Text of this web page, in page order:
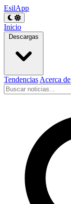
EsilApp
Inicio
Descargas
Tendencias Acerca de